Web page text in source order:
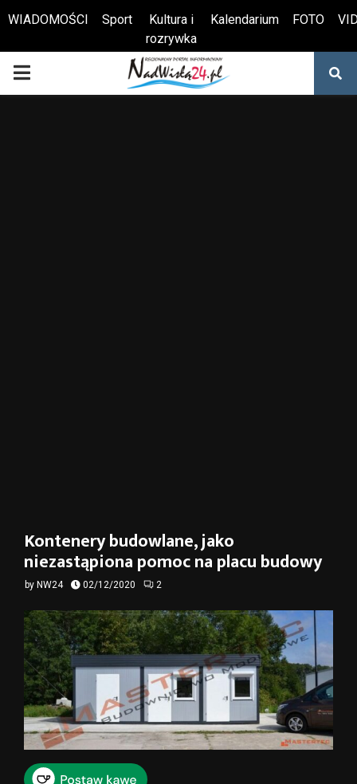
Otwórz pasek narzędzi
WIADOMOŚCI Sport
Kultura i
rozrywka
Kalendarium FOTO
PRIMARY
Kontenery budowlane, jako
niezastąpiona pomoc na placu budowy
by NW24 02/12/2020 2